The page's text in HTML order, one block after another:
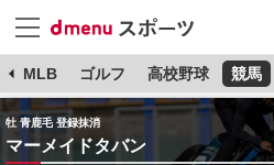
MLB ゴルフ 高校野球 競馬
牡 青鹿毛 登録抹消
マーメイドタバン